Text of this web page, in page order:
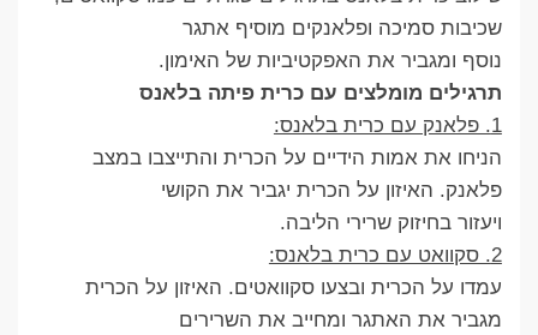
שכיבות סמיכה ופלאנקים מוסיף אתגר
נוסף ומגביר את האפקטיביות של האימון.
תרגילים מומלצים עם כרית פיתה בלאנס
1. פלאנק עם כרית בלאנס:
הניחו את אמות הידיים על הכרית והתייצבו במצב
פלאנק. האיזון על הכרית יגביר את הקושי
ויעזור בחיזוק שרירי הליבה.
2. סקוואט עם כרית בלאנס:
עמדו על הכרית ובצעו סקוואטים. האיזון על הכרית
מגביר את האתגר ומחייב את השרירים